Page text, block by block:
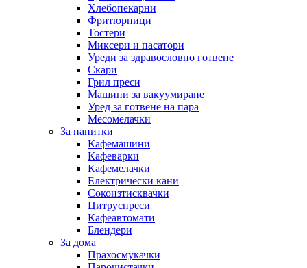
Хлебопекарни
Фритюрници
Тостери
Миксери и пасатори
Уреди за здравословно готвене
Скари
Грил преси
Машини за вакуумиране
Уред за готвене на пара
Месомелачки
За напитки
Кафемашини
Кафеварки
Кафемелачки
Електрически кани
Сокоизтисквачки
Цитруспреси
Кафеавтомати
Блендери
За дома
Прахосмукачки